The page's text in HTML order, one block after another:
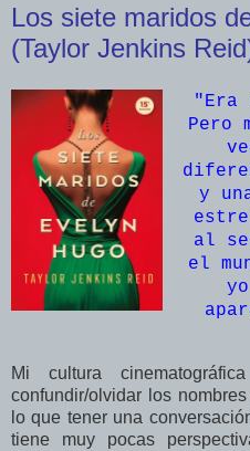
Los siete maridos
(Taylor Jenkins
"Era
Pero
y
al
el
Mi cultura
confundir/olvidar los
lo que tener una
tiene muy pocas